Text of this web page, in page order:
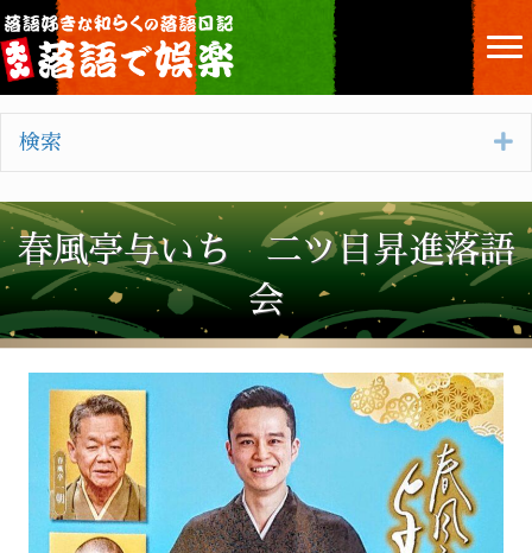
検索
春風亭与いち 二ツ目昇進落語
会